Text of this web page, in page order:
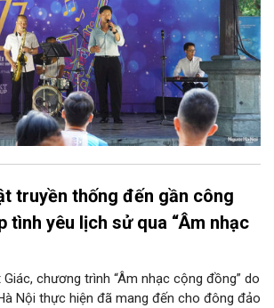
truyền thống đến gần công
tình yêu lịch sử qua “Âm nhạc
chương trình “Âm nhạc cộng đồng” do
Nội thực hiện đã mang đến cho đông đảo